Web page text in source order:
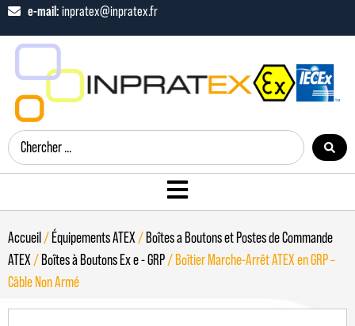
e-mail:inpratex@inpratex.fr
Accueil/Équipements ATEX /Boîtes a Boutons et Postes de Commande
ATEX /Boîtes à Boutons Ex e - GRP/ Boîtier Marche-Arrêt ATEX en GRP –
Câble Non Armé